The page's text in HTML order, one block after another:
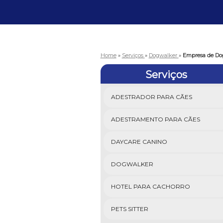
Home » Serviços » Dogwalker » Empresa de
Serviços
ADESTRADOR PARA CÃES
ADESTRAMENTO PARA CÃES
DAYCARE CANINO
DOGWALKER
HOTEL PARA CACHORRO
PETS SITTER